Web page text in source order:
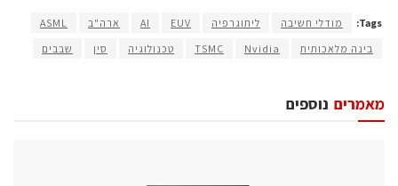
Tags: מודלי חשיבה ליתוגרפיה EUV
AI ארה"ב
ASML
בינה מלאכותית
Nvidia
TSMC טכנולוגיה סין שבבים
נוספים מאמרים